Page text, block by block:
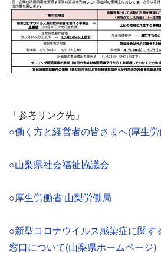
「参考リンク先」
○働く方と経営者の皆さまへ(厚生
○山梨県社会福祉協議会
○厚生労働省 山梨労働局
○新型コロナウイルス感染症に関す
窓口について(山梨県ホームページ)